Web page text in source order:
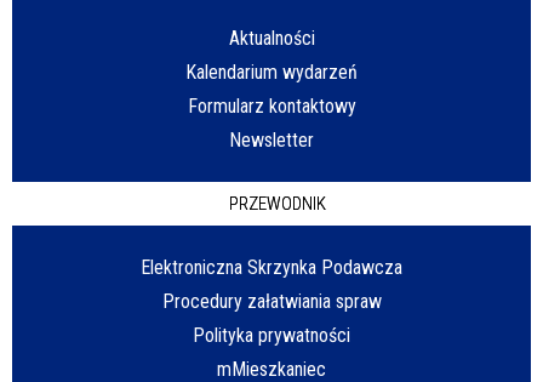
Aktualności
Kalendarium wydarzeń
Formularz kontaktowy
Newsletter
PRZEWODNIK
Elektroniczna Skrzynka Podawcza
Procedury załatwiania spraw
Polityka prywatności
mMieszkaniec